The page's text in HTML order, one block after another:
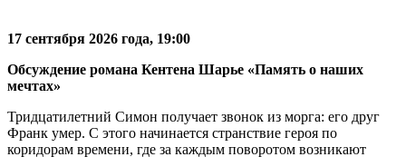
17 сентября 2026 года, 19:00
Обсуждение романа Кентена Шарье «Память о наших
мечтах»
Тридцатилетний Симон получает звонок из морга: его друг
Франк умер. С этого начинается странствие героя по
коридорам времени, где за каждым поворотом возникают